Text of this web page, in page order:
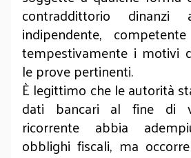
contraddittorio
indipendente,
tempestivamente i motivi
le prove pertinenti.
È legittimo che le autorità
dati bancari al fine di
ricorrente abbia
obblighi fiscali, ma